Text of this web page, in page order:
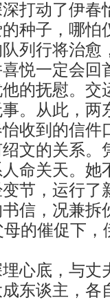
打动了伊春
种子，哪怕
列行将治愈
悦一定会回
的抚慰。交
。从此，两
收到的信件
文的关系。
命关天。她
节，运行了
信，况兼拆
的催促下
心底，与丈
东谈主，各